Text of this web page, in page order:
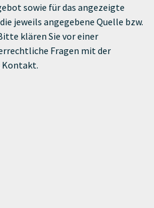
sowie für das angezeigte
jeweils angegebene Quelle bzw.
klären Sie vor einer
Fragen mit der
Kontakt.